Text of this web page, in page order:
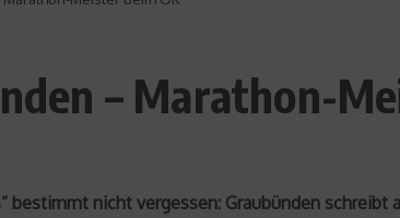
– Marathon-
bestimmt nicht vergessen: Graubünden